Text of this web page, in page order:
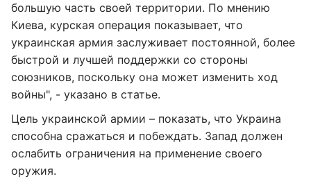
большую часть своей территории. По мнению
Киева, курская операция показывает, что
украинская армия заслуживает постоянной, более
быстрой и лучшей поддержки со стороны
союзников, поскольку она может изменить ход
войны", - указано в статье.
Цель украинской армии – показать, что Украина
способна сражаться и побеждать. Запад должен
ослабить ограничения на применение своего
оружия.